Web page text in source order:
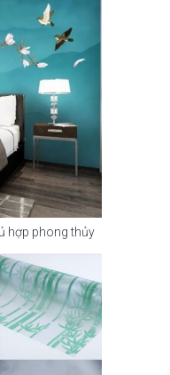
hợp phong thủy